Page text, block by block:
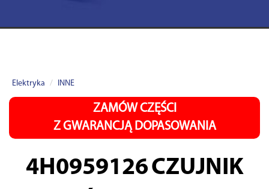
Elektryka INNE
ZAMÓW CZĘŚCI
Z GWARANCJĄ DOPASOWANIA
4H0959126CZUJNIK